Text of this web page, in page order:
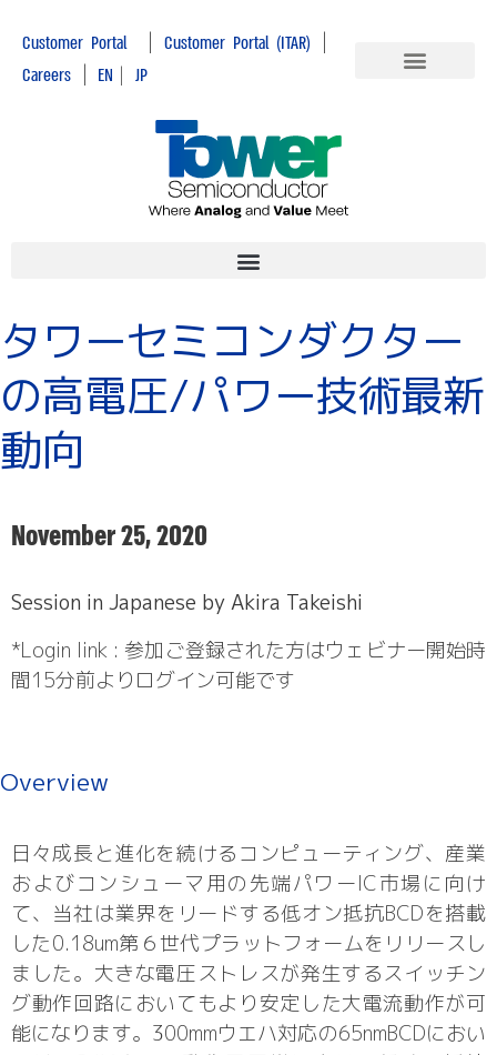
Customer Portal| Customer Portal (ITAR) |
Careers | EN | JP
タワーセミコンダクター
の高電圧/パワー技術最新
動向
November 25, 2020
Session in Japanese by Akira Takeishi
*Login link : 参加ご登録された方はウェビナー開始時
間15分前よりログイン可能です
Overview
日々成長と進化を続けるコンピューティング、産業
およびコンシューマ用の先端パワーIC市場に向け
て、当社は業界をリードする低オン抵抗BCDを搭載
した0.18um第６世代プラットフォームをリリースし
ました。大きな電圧ストレスが発生するスイッチン
グ動作回路においてもより安定した大電流動作が可
能になります。300mmウエハ対応の65nmBCDにおい